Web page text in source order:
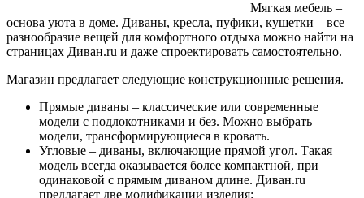
Мягкая мебель –
основа уюта в доме. Диваны, кресла, пуфики, кушетки – все
разнообразие вещей для комфортного отдыха можно найти на
страницах Диван.ru и даже спроектировать самостоятельно.
Магазин предлагает следующие конструкционные решения.
Прямые диваны – классические или современные
модели с подлокотниками и без. Можно выбрать
модели, трансформирующиеся в кровать.
Угловые – диваны, включающие прямой угол. Такая
модель всегда оказывается более компактной, при
одинаковой с прямым диваном длине. Диван.ru
предлагает две модификации изделия: